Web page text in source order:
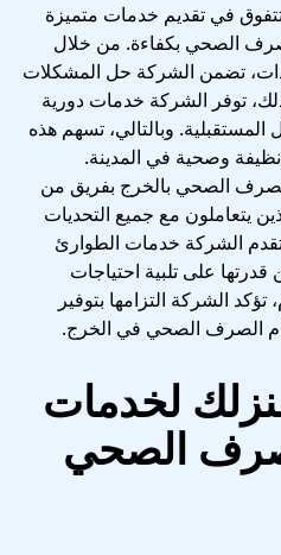
في تقديم خدمات متميزة
الصحي بكفاءة. من خلال
تضمن الشركة حل المشكلات
توفر الشركة خدمات دورية
وبالتالي، تسهم هذه
وصحية في المدينة.
الصحي بالخرج بفريق من
يتعاملون مع جميع التحديات
تقدم الشركة خدمات الطوارئ
على تلبية احتياجات
الشركة التزامها بتوفير
الصرف الصحي في الخرج.
لخدمات
الصحي